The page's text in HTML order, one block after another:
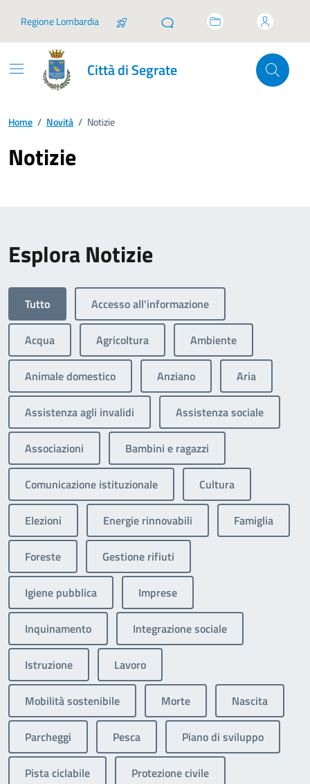
Regione Lombardia
Città di Segrate
Home / Novità / Notizie
Notizie
Esplora Notizie
Tutto Accesso all'informazione
Acqua Agricoltura Ambiente
Animale domestico Anziano Aria
Assistenza agli invalidi Assistenza sociale
Associazioni Bambini e ragazzi
Comunicazione istituzionale Cultura
Elezioni Energie rinnovabili Famiglia
Foreste Gestione rifiuti
Igiene pubblica Imprese
Inquinamento Integrazione sociale
Istruzione Lavoro
Mobilità sostenibile Morte Nascita
Parcheggi Pesca Piano di sviluppo
Pista ciclabile Protezione civile